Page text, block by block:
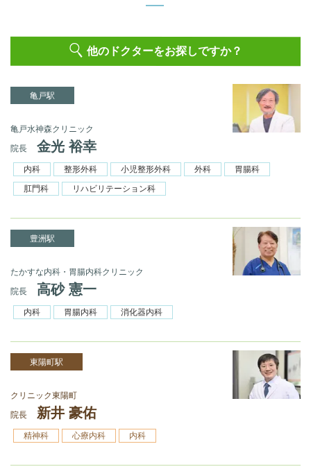
他のドクターをお探しですか？
亀戸駅
亀戸水神森クリニック
院長
金光 裕幸
内科 整形外科 小児整形外科 外科
胃腸科
肛門科
リハビリテーション科
豊洲駅
たかすな内科・胃腸内科クリニック
院長
高砂 憲一
内科 胃腸内科 消化器内科
東陽町駅
クリニック東陽町
院長
新井 豪佑
精神科 心療内科 内科